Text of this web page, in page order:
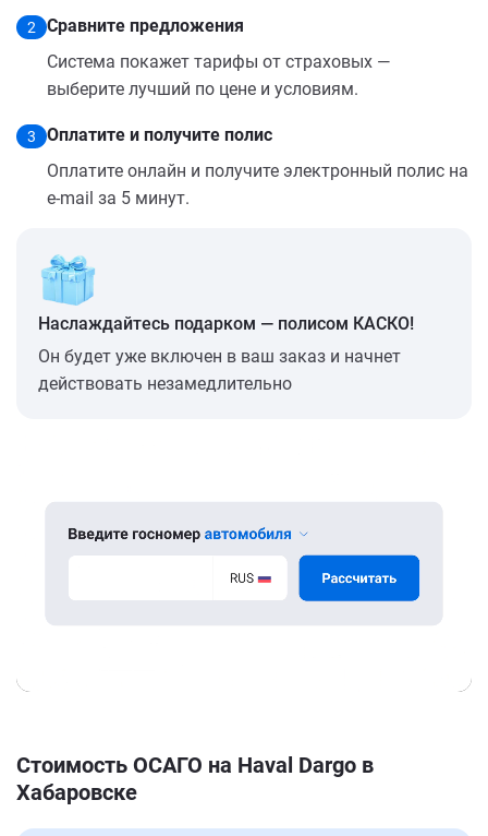
2
Сравните предложения
Система покажет тарифы от страховых —
выберите лучший по цене и условиям.
3
Оплатите и получите полис
Оплатите онлайн и получите электронный полис на
e-mail за 5 минут.
Наслаждайтесь подарком — полисом КАСКО!
Он будет уже включен в ваш заказ и начнет
действовать незамедлительно
Стоимость ОСАГО на Haval Dargo в
Хабаровске